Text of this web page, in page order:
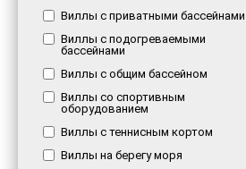
Виллы с приватными бассейнами
Виллы с подогреваемыми
бассейнами
Виллы с общим бассейном
Виллы со спортивным
оборудованием
Виллы с теннисным кортом
Виллы на берегу моря